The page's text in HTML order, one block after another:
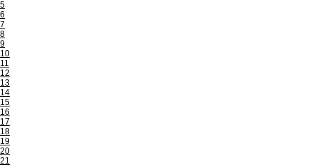
5
6
7
8
9
10
11
12
13
14
15
16
17
18
19
20
21